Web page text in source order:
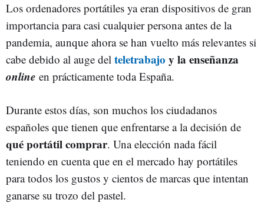
Los ordenadores portátiles ya eran dispositivos de gran
importancia para casi cualquier persona antes de la
pandemia, aunque ahora se han vuelto más relevantes si
cabe debido al auge del teletrabajo y la enseñanza
online en prácticamente toda España.
Durante estos días, son muchos los ciudadanos
españoles que tienen que enfrentarse a la decisión de
qué portátil comprar. Una elección nada fácil
teniendo en cuenta que en el mercado hay portátiles
para todos los gustos y cientos de marcas que intentan
ganarse su trozo del pastel.